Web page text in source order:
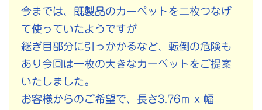
今までは、既製品のカーペットを二枚つなげ
て使っていたようですが
継ぎ目部分に引っかかるなど、転倒の危険も
あり今回は一枚の大きなカーペットをご提案
いたしました。
お客様からのご希望で、長さ3.76ｍ x 幅